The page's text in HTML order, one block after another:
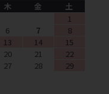
木 金
土
1
6 7
8
13 14
15
20 21
22
27 28
29